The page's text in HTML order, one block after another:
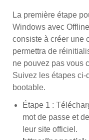
La première étape
Windows avec
consiste à créer une
permettra de
ne pouvez pas vous
Suivez les étapes ci-
bootable.
Étape 1 :
mot de passe et
leur site officiel.